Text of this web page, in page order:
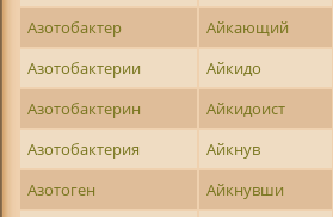
Азотобактер
Айкающий
Азотобактерии
Айкидо
Азотобактерин
Айкидоист
Азотобактерия
Айкнув
Азотоген
Айкнувши